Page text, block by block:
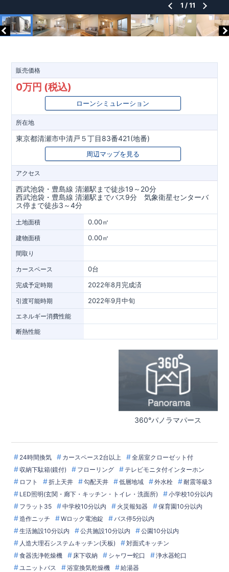
販売価格
0万円 (税込)
ローンシミュレーション
所在地
東京都清瀬市中清戸５丁目83番421(地番)
周辺マップを見る
アクセス
西武池袋・豊島線 清瀬駅まで徒歩19～20分
西武池袋・豊島線 清瀬駅までバス9分 気象衛星センターバ
ス停まで徒歩3～4分
土地面積 0.00㎡
建物面積 0.00㎡
間取り
カースペース 0台
完成予定時期 2022年8月完成済
引渡可能時期 2022年9月中旬
エネルギー消費性能
断熱性能
1 /11
24時間換気 カースペース2台以上
全居室クローゼット付
収納下駄箱(鏡付)
フローリング
テレビモニタ付インターホン
ロフト
折上天井 勾配天井 低層地域 外水栓
耐震等級3
LED照明(玄関・廊下・キッチン・トイレ・洗面所)
小学校10分以内
フラット35
中学校10分以内 火災報知器
保育園10分以内
造作ニッチ
Wロック電池錠
バス停5分以内
生活施設10分以内
公共施設10分以内
公園10分以内
人造大理石システムキッチン(天板)
対面式キッチン
食器洗浄乾燥機
床下収納 シャワー蛇口
浄水器蛇口
ユニットバス
浴室換気乾燥機
給湯器
360°パノラマパース